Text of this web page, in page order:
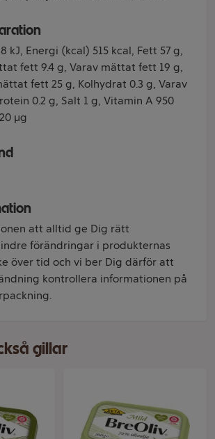
kJ, Energi (kcal) 515 kcal, Fett 57 g,
fett 9.4 g, Varav mättat fett 19 g,
fett 25 g, Kolhydrat 0.3 g, Varav
0.2 g, Salt 1 g, Vitamin A 950
µg
att alltid ge Dig rätt
förändringar i produkternas
över tid och vi ber Dig därför att
kontrollera informationen på
gillar